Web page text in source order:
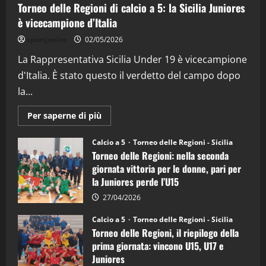
"SportEmpire" in Podcast
“SportEmpire” in Podcast: 26^ Puntata
08/04/2026
Torneo delle Regioni di calcio a 5: la Sicilia Juniores
è vicecampione d’Italia
02/05/2026
La Rappresentativa Sicilia Under 19 è vicecampione
d'Italia. È stato questo il verdetto del campo dopo
la...
Per saperne di più
informazioni
Torneo
delle
Regioni
di
calcio
a
5:
la
Juniores
è
vicecampione
d’Italia
Calcio a 5 Torneo delle Regioni - Sicilia
Torneo delle Regioni: nella seconda
giornata vittoria per le donne, pari per
la Juniores perde l’U15
27/04/2026
Calcio a 5 Torneo delle Regioni - Sicilia
Torneo delle Regioni, il riepilogo della
prima giornata: vincono U15, U17 e
Juniores